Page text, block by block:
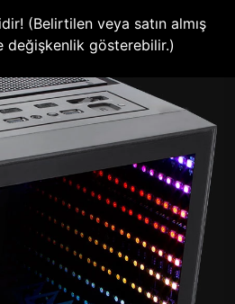
(Belirtilen veya satın almış
değişkenlik gösterebilir.)